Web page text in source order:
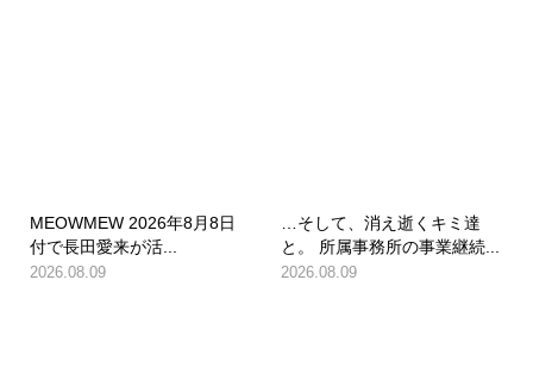
MEOWMEW 2026年8月8日
付で長田愛来が活...
2026.08.09
…そして、消え逝くキミ達
と。 所属事務所の事業継続...
2026.08.09